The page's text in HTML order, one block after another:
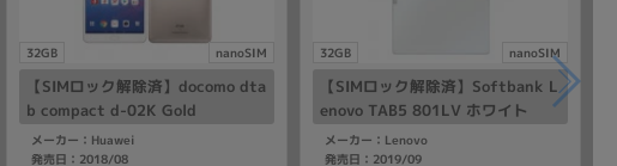
32GB nanoSIM
【SIMロック解除済】docomo dta
b compact d-02K Gold
メーカー：Huawei
発売日：2018/08
32GB nanoSIM
【SIMロック解除済】Softbank L
enovo TAB5 801LV ホワイト
メーカー：Lenovo
発売日：2019/09